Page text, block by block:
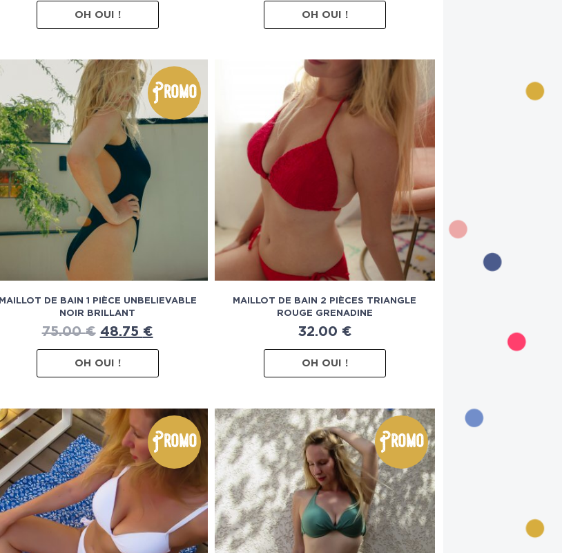
OH OUI ! OH OUI !
Promo
MAILLOT DE BAIN 1 PIÈCE UNBELIEVABLE
NOIR BRILLANT
75.00€ 48.75 €
OH OUI !
MAILLOT DE BAIN 2 PIÈCES TRIANGLE
ROUGE GRENADINE
32.00 €
OH OUI !
Promo Promo